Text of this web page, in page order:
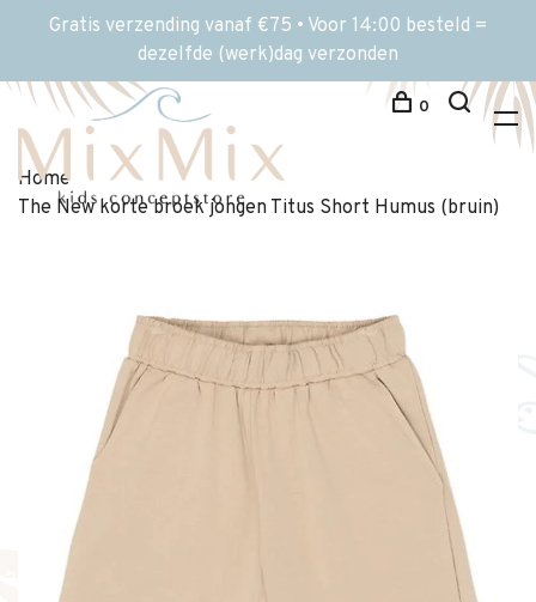
Gratis verzending vanaf €75 • Voor 14:00 besteld =
dezelfde (werk)dag verzonden
0
Home
The New korte broek jongen Titus Short Humus (bruin)